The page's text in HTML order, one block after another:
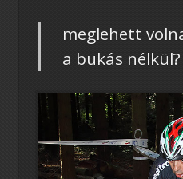
meglehett
a bukás nélkül?